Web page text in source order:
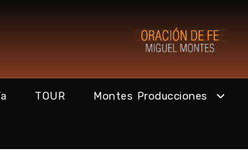
TOUR Montes Producciones